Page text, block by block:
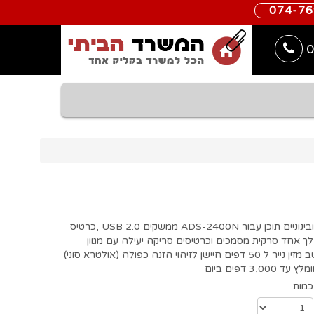
074-
סורק Brother ADS-2400N סורק שימושי לעסקים קטנים ובינוניים תוכן עבור ADS-2400N ממשקים USB 2.0 ,כרטיס
במהלך אחד סרקית מסמכים וכרטיסים סריקה יעילה עם מגוון
תוכנות סריקה ישירות לתקיות ברשת סריקה למייל דרך מחשב מזין נייר ל 50 דפים חיישן לזיהוי הזנה כפולה (אולטרא סוני)
כמות: